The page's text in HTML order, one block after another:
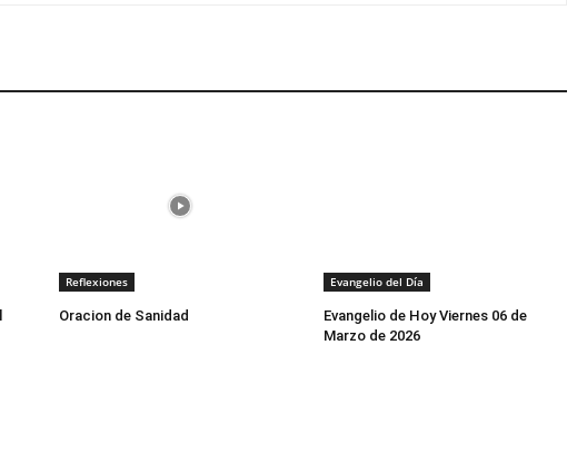
Reflexiones
Oracion de Sanidad
Evangelio del Día
Evangelio de Hoy Viernes 06 de
Marzo de 2026